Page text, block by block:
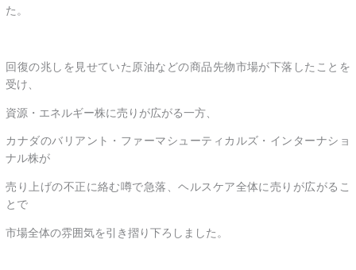
た。
回復の兆しを見せていた原油などの商品先物市場が下落したことを
受け、
資源・エネルギー株に売りが広がる一方、
カナダのバリアント・ファーマシューティカルズ・インターナショ
ナル株が
売り上げの不正に絡む噂で急落、ヘルスケア全体に売りが広がるこ
とで
市場全体の雰囲気を引き摺り下ろしました。